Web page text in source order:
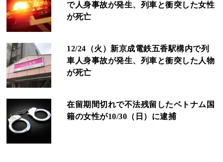
で人身事故が発生、列車と衝突した女性
が死亡
12/24（火）新京成電鉄五香駅構内で列
車人身事故が発生、列車と衝突した人物
が死亡
在留期間切れで不法残留したベトナム国
籍の女性が10/30（日）に逮捕